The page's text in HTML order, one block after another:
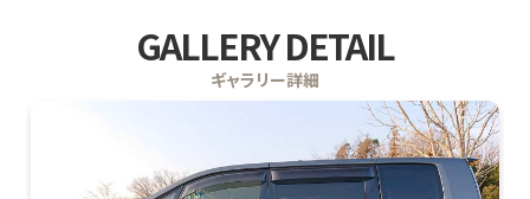
GALLERY DETAIL
ギャラリー詳細